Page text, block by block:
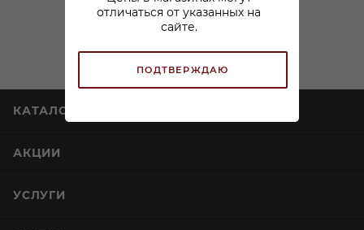
отличаться от указанных на
сайте.
ПОДТВЕРЖДАЮ
КАТАЛОГ
АКЦИИ
УСЛУГИ